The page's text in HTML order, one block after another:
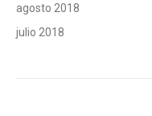
agosto 2018
julio 2018